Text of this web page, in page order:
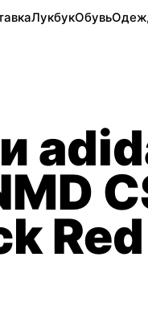
ЛукбукОбувь
Red